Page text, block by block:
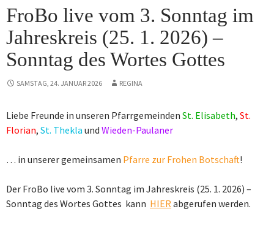
FroBo live vom 3. Sonntag im
Jahreskreis (25. 1. 2026) –
Sonntag des Wortes Gottes
SAMSTAG, 24. JANUAR 2026 REGINA
Liebe Freunde in unseren Pfarrgemeinden St. Elisabeth, St.
Florian, St. Thekla und Wieden-Paulaner
… in unserer gemeinsamen Pfarre zur Frohen Botschaft!
Der FroBo live vom 3. Sonntag im Jahreskreis (25. 1. 2026) –
Sonntag des Wortes Gottes kann HIERabgerufen werden.